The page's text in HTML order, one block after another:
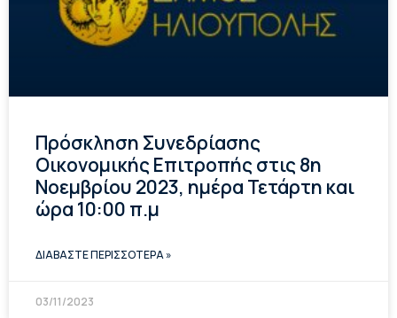
Πρόσκληση Συνεδρίασης
Οικονομικής Επιτροπής στις 8η
Νοεμβρίου 2023, ημέρα Τετάρτη και
ώρα 10:00 π.μ
ΔΙΑΒΑΣΤΕ ΠΕΡΙΣΣΟΤΕΡΑ »
03/11/2023